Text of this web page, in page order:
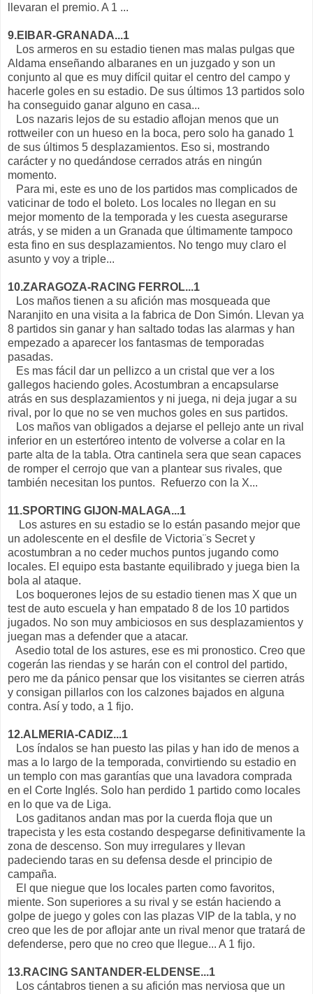
llevaran el premio. A 1 ...
9.EIBAR-GRANADA...1
Los armeros en su estadio tienen mas malas pulgas que
Aldama enseñando albaranes en un juzgado y son un
conjunto al que es muy difícil quitar el centro del campo y
hacerle goles en su estadio. De sus últimos 13 partidos solo
ha conseguido ganar alguno en casa...
Los nazaris lejos de su estadio aflojan menos que un
rottweiler con un hueso en la boca, pero solo ha ganado 1
de sus últimos 5 desplazamientos. Eso si, mostrando
carácter y no quedándose cerrados atrás en ningún
momento.
Para mi, este es uno de los partidos mas complicados de
vaticinar de todo el boleto. Los locales no llegan en su
mejor momento de la temporada y les cuesta asegurarse
atrás, y se miden a un Granada que últimamente tampoco
esta fino en sus desplazamientos. No tengo muy claro el
asunto y voy a triple...
10.ZARAGOZA-RACING FERROL...1
Los maños tienen a su afición mas mosqueada que
Naranjito en una visita a la fabrica de Don Simón. Llevan ya
8 partidos sin ganar y han saltado todas las alarmas y han
empezado a aparecer los fantasmas de temporadas
pasadas.
Es mas fácil dar un pellizco a un cristal que ver a los
gallegos haciendo goles. Acostumbran a encapsularse
atrás en sus desplazamientos y ni juega, ni deja jugar a su
rival, por lo que no se ven muchos goles en sus partidos.
Los maños van obligados a dejarse el pellejo ante un rival
inferior en un estertóreo intento de volverse a colar en la
parte alta de la tabla. Otra cantinela sera que sean capaces
de romper el cerrojo que van a plantear sus rivales, que
también necesitan los puntos. Refuerzo con la X...
11.SPORTING GIJON-MALAGA...1
Los astures en su estadio se lo están pasando mejor que
un adolescente en el desfile de Victoria¨s Secret y
acostumbran a no ceder muchos puntos jugando como
locales. El equipo esta bastante equilibrado y juega bien la
bola al ataque.
Los boquerones lejos de su estadio tienen mas X que un
test de auto escuela y han empatado 8 de los 10 partidos
jugados. No son muy ambiciosos en sus desplazamientos y
juegan mas a defender que a atacar.
Asedio total de los astures, ese es mi pronostico. Creo que
cogerán las riendas y se harán con el control del partido,
pero me da pánico pensar que los visitantes se cierren atrás
y consigan pillarlos con los calzones bajados en alguna
contra. Así y todo, a 1 fijo.
12.ALMERIA-CADIZ...1
Los índalos se han puesto las pilas y han ido de menos a
mas a lo largo de la temporada, convirtiendo su estadio en
un templo con mas garantías que una lavadora comprada
en el Corte Inglés. Solo han perdido 1 partido como locales
en lo que va de Liga.
Los gaditanos andan mas por la cuerda floja que un
trapecista y les esta costando despegarse definitivamente la
zona de descenso. Son muy irregulares y llevan
padeciendo taras en su defensa desde el principio de
campaña.
El que niegue que los locales parten como favoritos,
miente. Son superiores a su rival y se están haciendo a
golpe de juego y goles con las plazas VIP de la tabla, y no
creo que les de por aflojar ante un rival menor que tratará de
defenderse, pero que no creo que llegue... A 1 fijo.
13.RACING SANTANDER-ELDENSE...1
Los cántabros tienen a su afición mas nerviosa que un